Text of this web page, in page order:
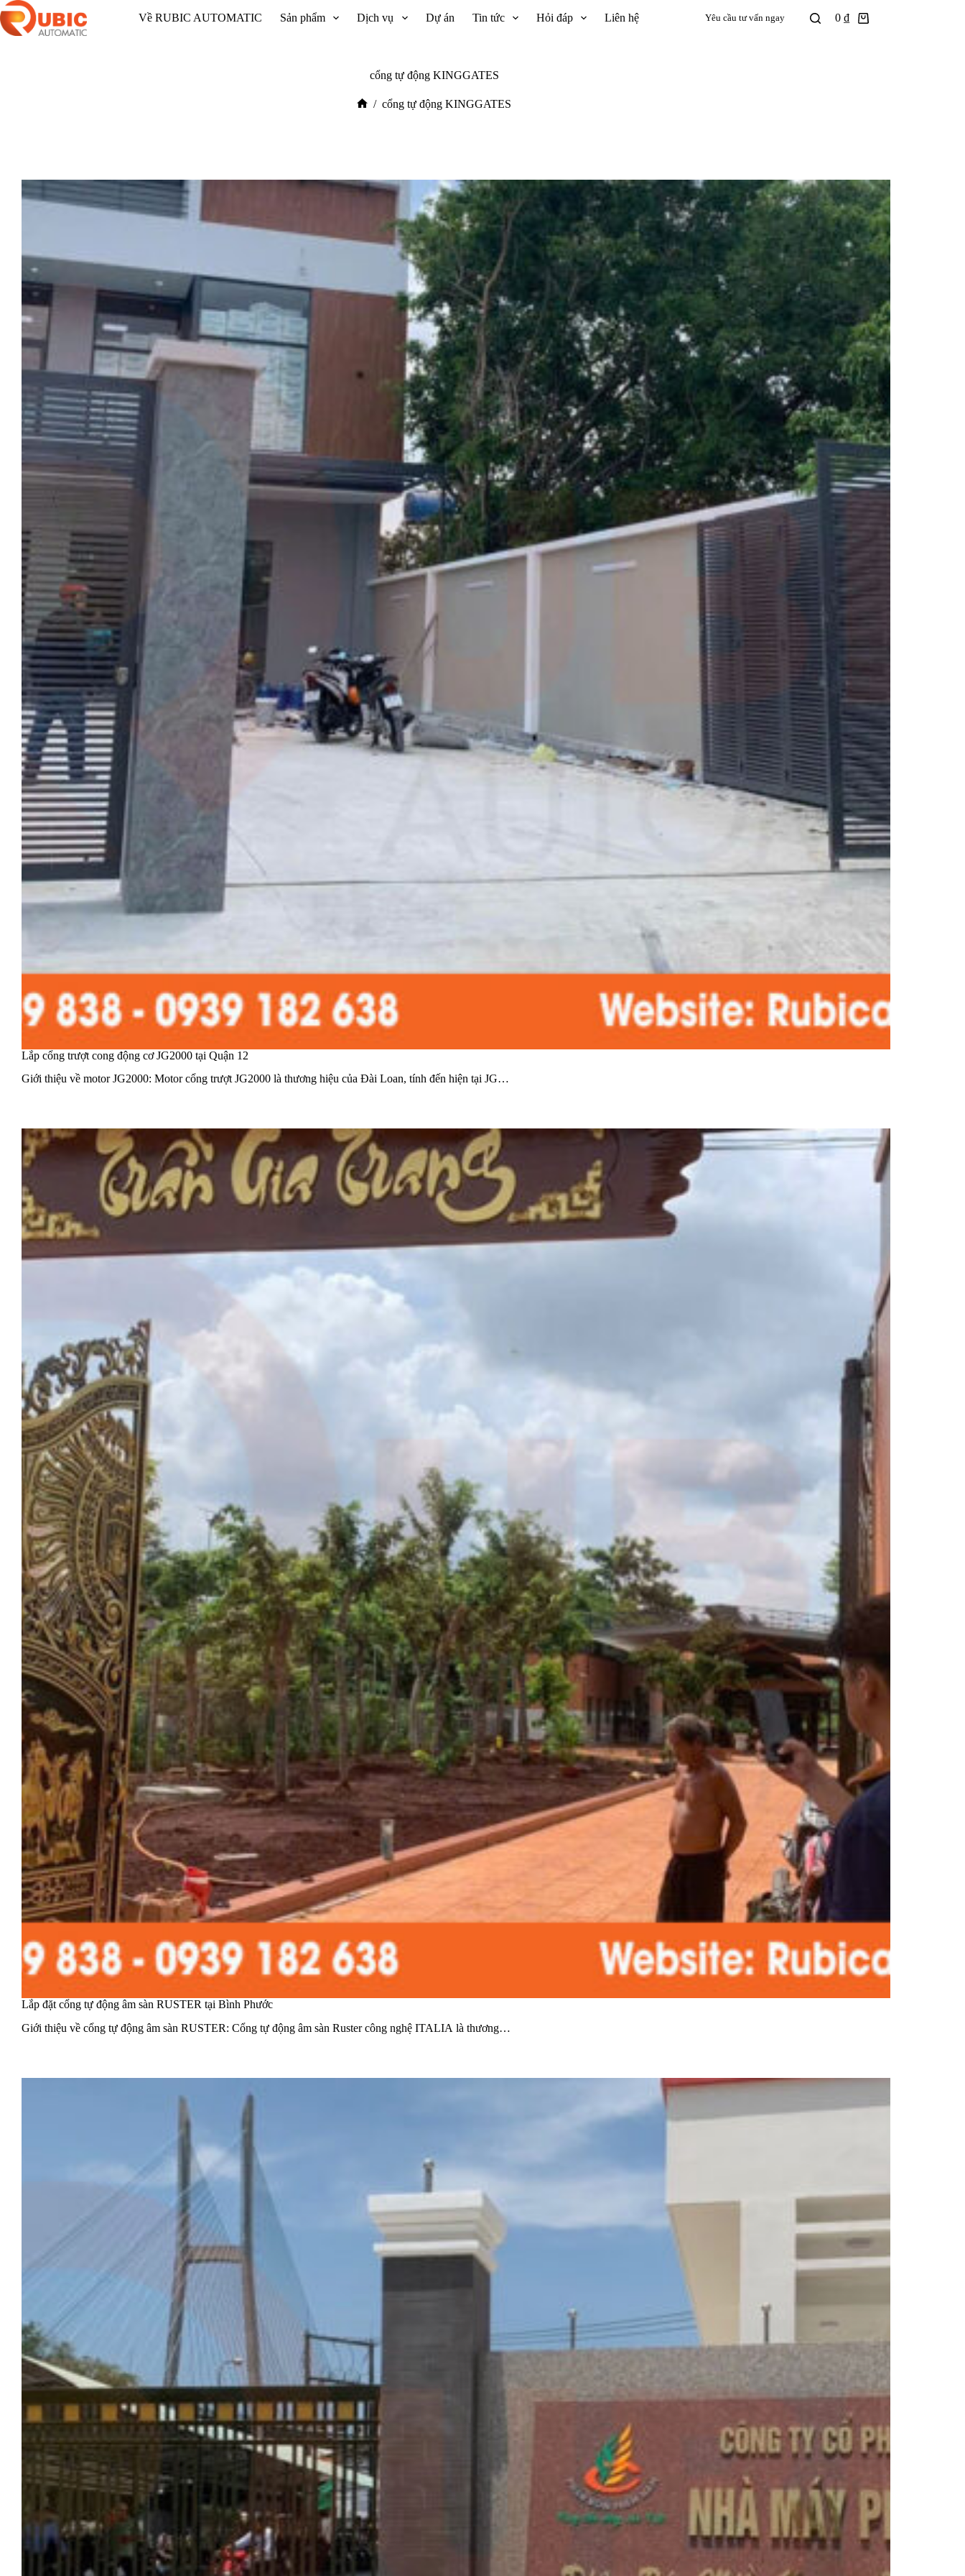
Về RUBIC AUTOMATIC Sản phẩm Dịch vụ Dự án Tin tức Hỏi đáp Liên hệ Yêu cầu tư vấn ngay 0₫
cổng tự động KINGGATES
/ cổng tự động KINGGATES
Lắp cổng trượt cong động cơ JG2000 tại Quận 12
Giới thiệu về motor JG2000: Motor cổng trượt JG2000 là thương hiệu của Đài Loan, tính đến hiện tại JG…
Lắp đặt cổng tự động âm sàn RUSTER tại Bình Phước
Giới thiệu về cổng tự động âm sàn RUSTER: Cổng tự động âm sàn Ruster công nghệ ITALIA là thương…